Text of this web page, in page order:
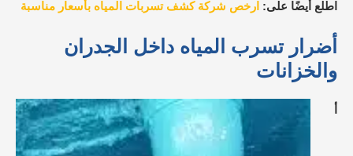
اطلع أيضًا على: ارخص شركةكشف تسربات المياه بأسعار مناسبة
أضرار تسرب المياه داخل الجدران
والخزانات